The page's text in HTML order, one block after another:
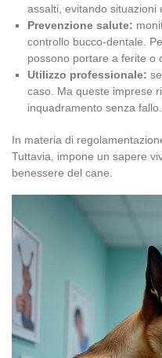
assalti, evitando situazioni
Prevenzione salute:
controllo bucco-dentale.
possono portare a ferite o
Utilizzo professionale:
caso. Ma queste imprese
inquadramento senza fallo.
In materia di
Tuttavia, impone un sapere
benessere del cane.